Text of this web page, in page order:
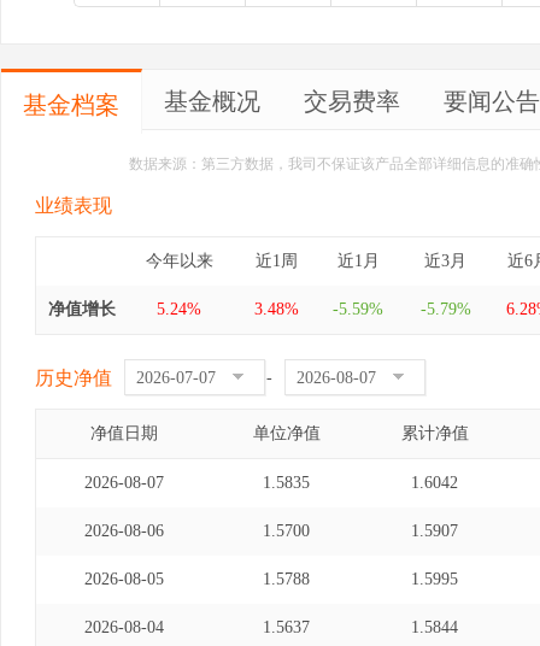
基金档案 基金概况 交易费率 要闻公告
数据来源：第三方数据，我司不保证该产品全部详细信息的准
业绩表现
今年以来 近1周 近1月 近3月 近6
净值增长 5.24% 3.48% -5.59% -5.79%
历史净值 -
净值日期 单位净值 累计净值
2026-08-07 1.5835 1.6042
2026-08-06 1.5700 1.5907
2026-08-05 1.5788 1.5995
2026-08-04 1.5637 1.5844